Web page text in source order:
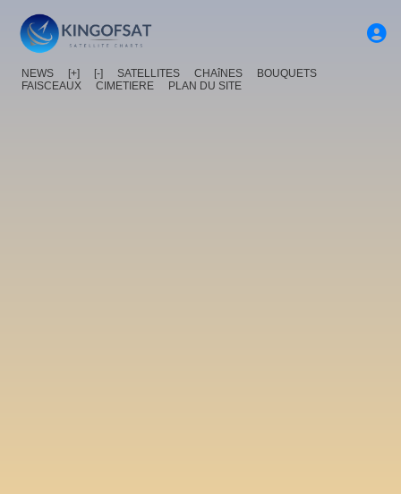
NEWS [+] [-] SATELLITES CHAîNES
BOUQUETS
FAISCEAUX
CIMETIERE PLAN DU SITE